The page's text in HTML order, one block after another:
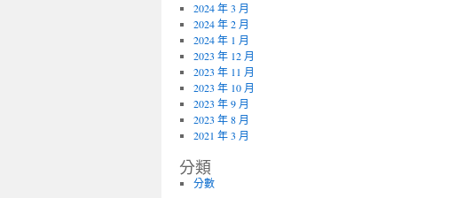
2024 年 3 月
2024 年 2 月
2024 年 1 月
2023 年 12 月
2023 年 11 月
2023 年 10 月
2023 年 9 月
2023 年 8 月
2021 年 3 月
分類
分數